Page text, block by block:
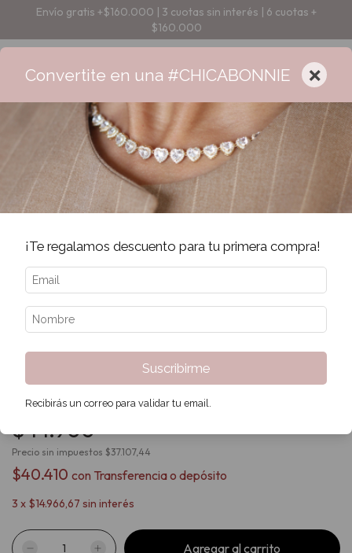
Envío gratis +$160.000 | 3 cuotas sin interés | 6 cuotas +
$160.000
Clásicos Swarovski / Aros Serena 250
$44.900
Precio sin impuestos $37.107,44
$40.410 con Transferencia o depósito
3 x $14.966,67 sin interés
Convertite en una #CHICABONNIE ×
¡Te regalamos descuento para tu primera compra!
Suscribirme
Recibirás un correo para validar tu email.